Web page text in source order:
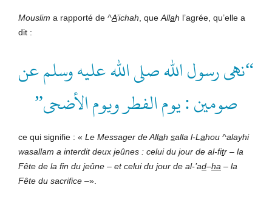
Mouslim a rapporté de ^A’ichah , que Allah l’agrée, qu’elle a
dit :
“نهى رسول الله صلى الله عليه وسلم عن
صومين : يوم الفطر ويوم الأضحى”
ce qui signifie : « Le Messager deAllah salla l-L ahou ^alayhi
wasallam a interdit deux jeûnes : celui du jour de al-fitr – la
Fête de la fin du jeûne – et celui du jour de al-’ad–ha – la
Fête du sacrifice –».